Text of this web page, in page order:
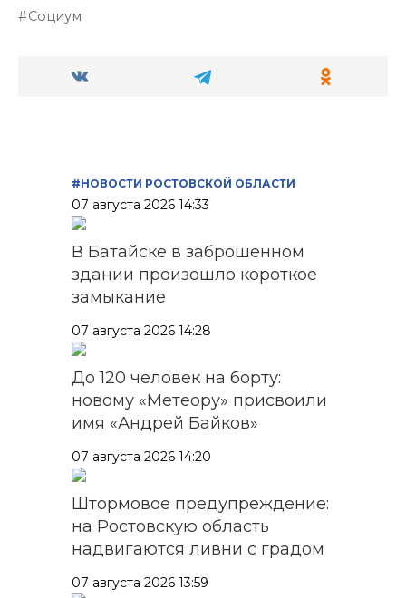
Социум
#НОВОСТИ РОСТОВСКОЙ ОБЛАСТИ
07 августа 2026 14:33
В Батайске в заброшенном
здании произошло короткое
замыкание
07 августа 2026 14:28
До 120 человек на борту:
новому «Метеору» присвоили
имя «Андрей Байков»
07 августа 2026 14:20
Штормовое предупреждение:
на Ростовскую область
надвигаются ливни с градом
07 августа 2026 13:59